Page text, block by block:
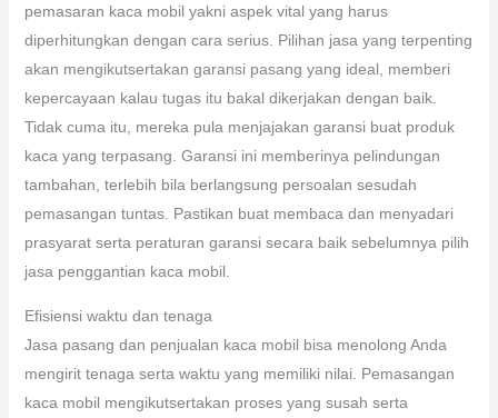
pemasaran kaca mobil yakni aspek vital yang harus
diperhitungkan dengan cara serius. Pilihan jasa yang terpenting
akan mengikutsertakan garansi pasang yang ideal, memberi
kepercayaan kalau tugas itu bakal dikerjakan dengan baik.
Tidak cuma itu, mereka pula menjajakan garansi buat produk
kaca yang terpasang. Garansi ini memberinya pelindungan
tambahan, terlebih bila berlangsung persoalan sesudah
pemasangan tuntas. Pastikan buat membaca dan menyadari
prasyarat serta peraturan garansi secara baik sebelumnya pilih
jasa penggantian kaca mobil.
Efisiensi waktu dan tenaga
Jasa pasang dan penjualan kaca mobil bisa menolong Anda
mengirit tenaga serta waktu yang memiliki nilai. Pemasangan
kaca mobil mengikutsertakan proses yang susah serta